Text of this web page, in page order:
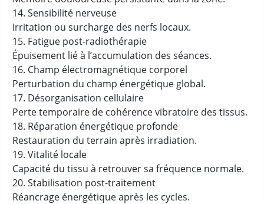
14. Sensibilité nerveuse
Irritation ou surcharge des nerfs locaux.
15. Fatigue post-radiothérapie
Épuisement lié à l’accumulation des séances.
16. Champ électromagnétique corporel
Perturbation du champ énergétique global.
17. Désorganisation cellulaire
Perte temporaire de cohérence vibratoire des tissus.
18. Réparation énergétique profonde
Restauration du terrain après irradiation.
19. Vitalité locale
Capacité du tissu à retrouver sa fréquence normale.
20. Stabilisation post-traitement
Réancrage énergétique après les cycles.